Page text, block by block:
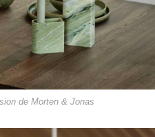
de Morten & Jonas